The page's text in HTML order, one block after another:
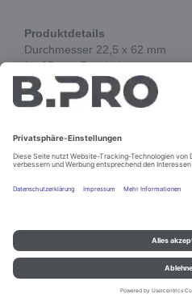
Produktdetails
Durchmesser 22,5 x 62 mm
für 25 mm Rundrohr
Impressum und Datenschutz
© B.PRO Catering